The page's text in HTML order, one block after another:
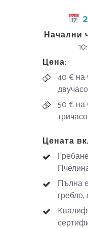
Начални
Цена:
40 € на
50 € на
Цената
Пълна